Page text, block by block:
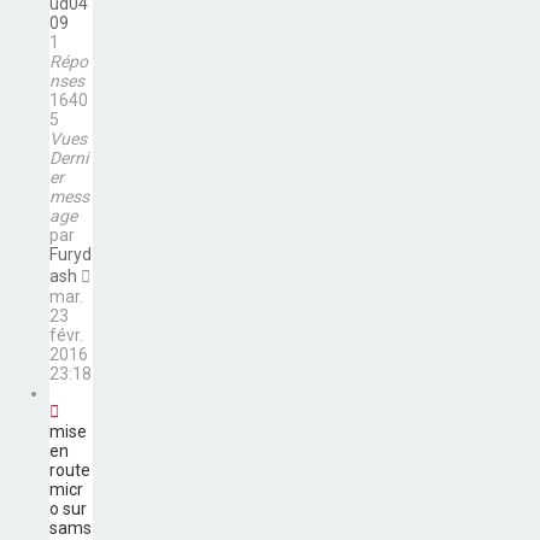
ud04
09
1
Répo
nses
1640
5
Vues
Derni
er
mess
age
par
Furyd
ash
mar.
23
févr.
2016
23:18
mise
en
route
micr
o sur
sams